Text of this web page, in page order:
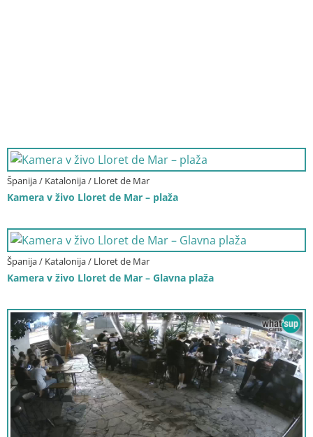
Španija / Katalonija / Lloret de Mar
Kamera v živo Lloret de Mar – plaža
Španija / Katalonija / Lloret de Mar
Kamera v živo Lloret de Mar – Glavna plaža